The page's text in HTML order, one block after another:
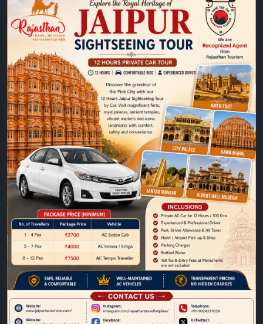
tour and Jaipur city tour by cab.
https://www.jaipurtaxiservice.com/jaipur/sightseein
g-tours/12-hours-jaipur-city-tour-by-car